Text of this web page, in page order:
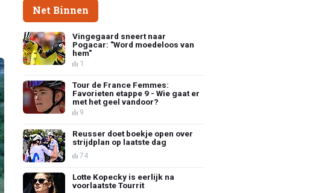
Net Binnen
Vingegaard sneert naar
Pogacar: "Word moedeloos van
hem"
1
Tour de France Femmes:
Favorieten etappe 9 - Wie gaat er
met het geel vandoor?
9
Reusser doet boekje open over
strijdplan op laatste dag
74
Lotte Kopecky is eerlijk na
voorlaatste Tourrit